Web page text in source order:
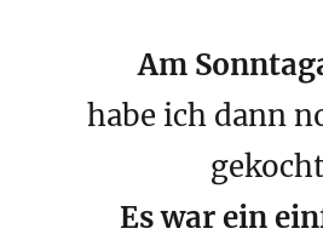
Am
habe ich dann
Es war ein